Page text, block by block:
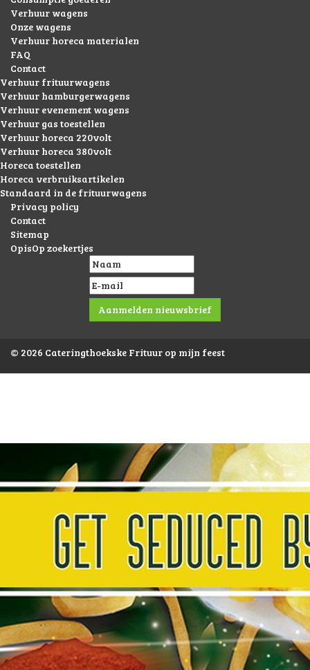
Verhuur wagens
Onze wagens
Verhuur horeca materialen
FAQ
Contact
Verhuur frituurwagens
Verhuur hamburgerwagens
Verhuur evenement wagens
Verhuur gas toestellen
Verhuur horeca 220volt
Verhuur horeca 380volt
Horeca toestellen
Horeca verbruiksartikelen
Standaard in de frituurwagens
Privacy policy
Contact
Sitemap
OpisOp zoekertjes
© 2026 Cateringthoekske Frituur op mijn feest